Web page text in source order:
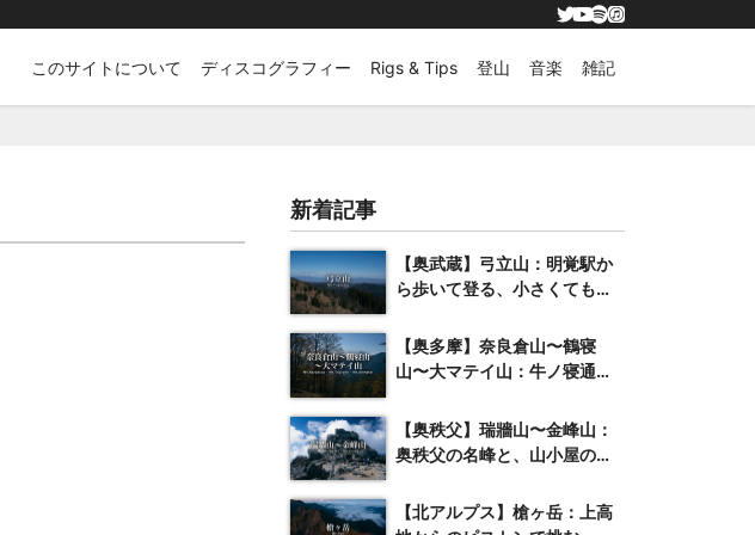
このサイトについて ディスコグラフィー Rigs & Tips 登山 音楽 雑記
新着記事
【奥武蔵】弓立山：明覚駅か
ら歩いて登る、小さくても抜
【奥多摩】奈良倉山〜鶴寝
山〜大マテイ山：牛ノ寝通り
【奥秩父】瑞牆山〜金峰山：
奥秩父の名峰と、山小屋のク
【北アルプス】槍ヶ岳：上高